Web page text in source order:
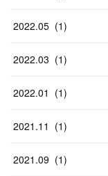
2022.05 (1)
2022.03 (1)
2022.01 (1)
2021 .11 (1)
2021 .09 (1)